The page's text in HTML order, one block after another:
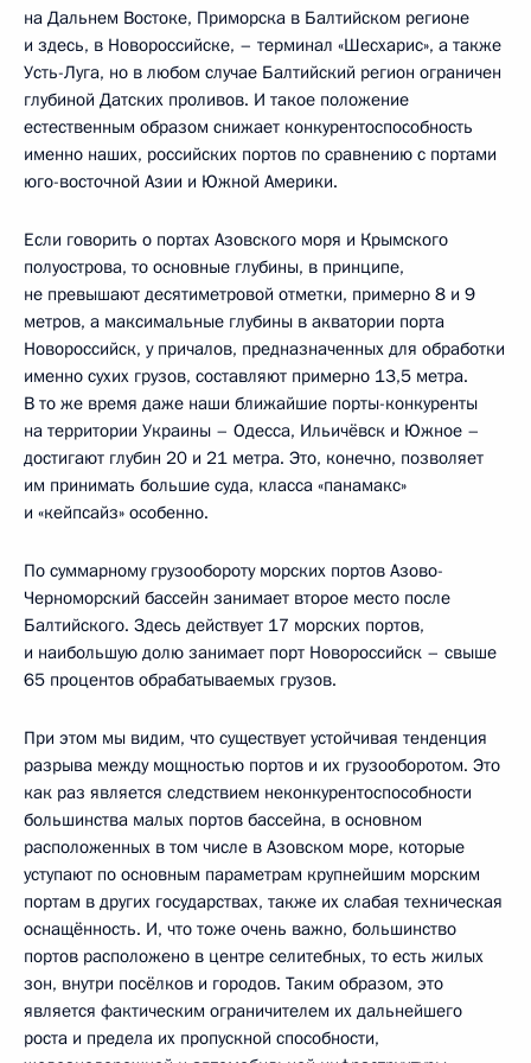
на Дальнем Востоке, Приморска в Балтийском регионе
и здесь, в Новороссийске, – терминал «Шесхарис», а также
Усть-Луга, но в любом случае Балтийский регион ограничен
глубиной Датских проливов. И такое положение
естественным образом снижает конкурентоспособность
именно наших, российских портов по сравнению с портами
юго-восточной Азии и Южной Америки.
Если говорить о портах Азовского моря и Крымского
полуострова, то основные глубины, в принципе,
не превышают десятиметровой отметки, примерно 8 и 9
метров, а максимальные глубины в акватории порта
Новороссийск, у причалов, предназначенных для обработки
именно сухих грузов, составляют примерно 13,5 метра.
В то же время даже наши ближайшие порты-конкуренты
на территории Украины – Одесса, Ильичёвск и Южное –
достигают глубин 20 и 21 метра. Это, конечно, позволяет
им принимать большие суда, класса «панамакс»
и «кейпсайз» особенно.
По суммарному грузообороту морских портов Азово-
Черноморский бассейн занимает второе место после
Балтийского. Здесь действует 17 морских портов,
и наибольшую долю занимает порт Новороссийск – свыше
65 процентов обрабатываемых грузов.
При этом мы видим, что существует устойчивая тенденция
разрыва между мощностью портов и их грузооборотом. Это
как раз является следствием неконкурентоспособности
большинства малых портов бассейна, в основном
расположенных в том числе в Азовском море, которые
уступают по основным параметрам крупнейшим морским
портам в других государствах, также их слабая техническая
оснащённость. И, что тоже очень важно, большинство
портов расположено в центре селитебных, то есть жилых
зон, внутри посёлков и городов. Таким образом, это
является фактическим ограничителем их дальнейшего
роста и предела их пропускной способности,